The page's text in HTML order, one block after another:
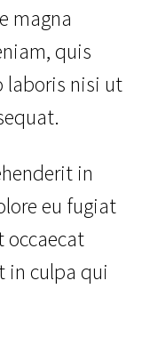
magna
quis
laboris nisi ut
in
eu fugiat
occaecat
in culpa qui